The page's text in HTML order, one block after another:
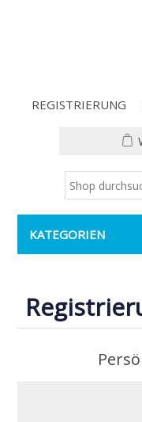
REGISTRIERUNG
KATEGORIEN